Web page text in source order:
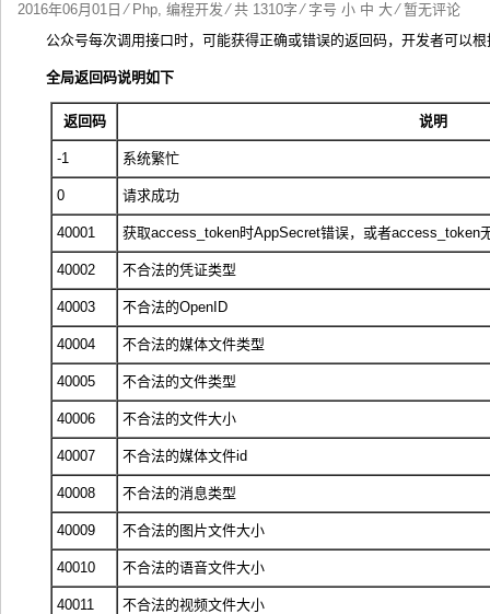
test ThinkPHP v5.1.22曝出
2016年06月01日 ⁄ Php, 编程开发⁄ 共 1310字 ⁄ 字号 小 中 大 ⁄暂无评论
公众号每次调用接口时，可能获得正确或错误的返回码，开发者可以
全局返回码说明如下
返回码 说明
-1 系统繁忙
0 请求成功
40001 获取access_token时AppSecret错误，或者access_token
40002 不合法的凭证类型
40003 不合法的OpenID
40004 不合法的媒体文件类型
40005 不合法的文件类型
40006 不合法的文件大小
40007 不合法的媒体文件id
40008 不合法的消息类型
40009 不合法的图片文件大小
40010 不合法的语音文件大小
40011 不合法的视频文件大小